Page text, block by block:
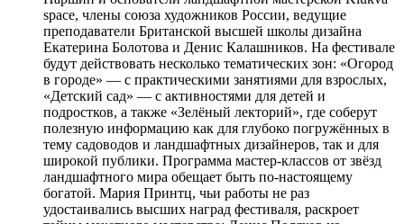
space, члены союза художников России, ведущие
преподаватели Британской высшей школы дизайна
Екатерина Болотова и Денис Калашников. На фестивале
будут действовать несколько тематических зон: «Огород
в городе» — с практическими занятиями для взрослых,
«Детский сад» — с активностями для детей и
подростков, а также «Зелёный лекторий», где соберут
полезную информацию как для глубоко погружённых в
тему садоводов и ландшафтных дизайнеров, так и для
широкой публики. Программа мастер-классов от звёзд
ландшафтного мира обещает быть по-настоящему
богатой. Мария Принтц, чьи работы не раз
удостаивались высших наград фестиваля, раскроет